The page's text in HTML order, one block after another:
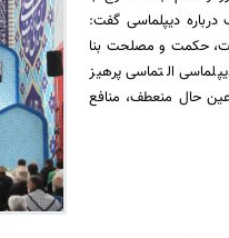
درباره دیپلماسی گفت:
حکمت و مصلحت بنا
التماسی پرهیز
حال منعطف، منافع
مرز چذابه؛ زائران اربعین در